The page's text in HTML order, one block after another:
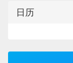
日历